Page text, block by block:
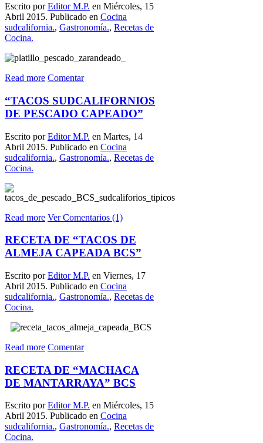
Escrito porEditor M.P. en Miércoles, 15
Abril 2015. Publicado en Cocina
sudcalifornia., Gastronomía., Recetas de
Cocina.
Read more Comentar
“TACOS SUDCALIFORNIOS
DE PESCADO CAPEADO”
Escrito porEditor M.P. en Martes, 14
Abril 2015. Publicado en Cocina
sudcalifornia., Gastronomía., Recetas de
Cocina.
Read more Ver Comentarios (1)
RECETA DE “TACOS DE
ALMEJA CAPEADA BCS”
Escrito porEditor M.P. en Viernes, 17
Abril 2015. Publicado en Cocina
sudcalifornia., Gastronomía., Recetas de
Cocina.
Read more Comentar
RECETA DE “MACHACA
DE MANTARRAYA” BCS
Escrito porEditor M.P. en Miércoles, 15
Abril 2015. Publicado en Cocina
sudcalifornia., Gastronomía., Recetas de
Cocina.